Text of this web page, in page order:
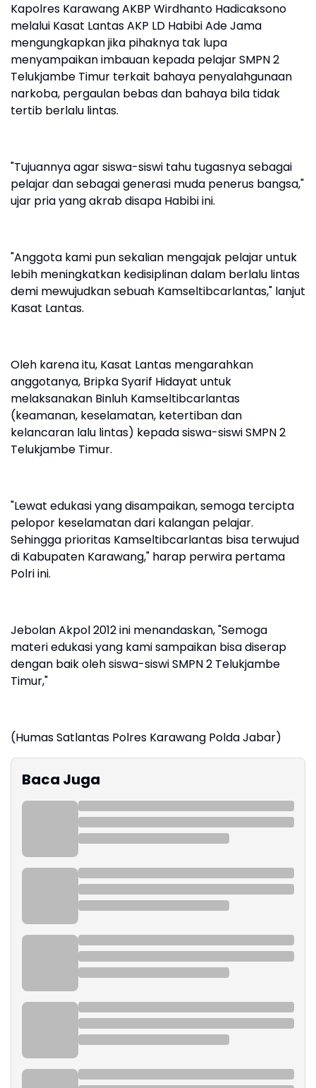
Kapolres Karawang AKBP Wirdhanto Hadicaksono
melalui Kasat Lantas AKP LD Habibi Ade Jama
mengungkapkan jika pihaknya tak lupa
menyampaikan imbauan kepada pelajar SMPN 2
Telukjambe Timur terkait bahaya penyalahgunaan
narkoba, pergaulan bebas dan bahaya bila tidak
tertib berlalu lintas.
"Tujuannya agar siswa-siswi tahu tugasnya sebagai
pelajar dan sebagai generasi muda penerus bangsa,"
ujar pria yang akrab disapa Habibi ini.
"Anggota kami pun sekalian mengajak pelajar untuk
lebih meningkatkan kedisiplinan dalam berlalu lintas
demi mewujudkan sebuah Kamseltibcarlantas," lanjut
Kasat Lantas.
Oleh karena itu, Kasat Lantas mengarahkan
anggotanya, Bripka Syarif Hidayat untuk
melaksanakan Binluh Kamseltibcarlantas
(keamanan, keselamatan, ketertiban dan
kelancaran lalu lintas) kepada siswa-siswi SMPN 2
Telukjambe Timur.
"Lewat edukasi yang disampaikan, semoga tercipta
pelopor keselamatan dari kalangan pelajar.
Sehingga prioritas Kamseltibcarlantas bisa terwujud
di Kabupaten Karawang," harap perwira pertama
Polri ini.
Jebolan Akpol 2012 ini menandaskan, "Semoga
materi edukasi yang kami sampaikan bisa diserap
dengan baik oleh siswa-siswi SMPN 2 Telukjambe
Timur,"
(Humas Satlantas Polres Karawang Polda Jabar)
Baca Juga